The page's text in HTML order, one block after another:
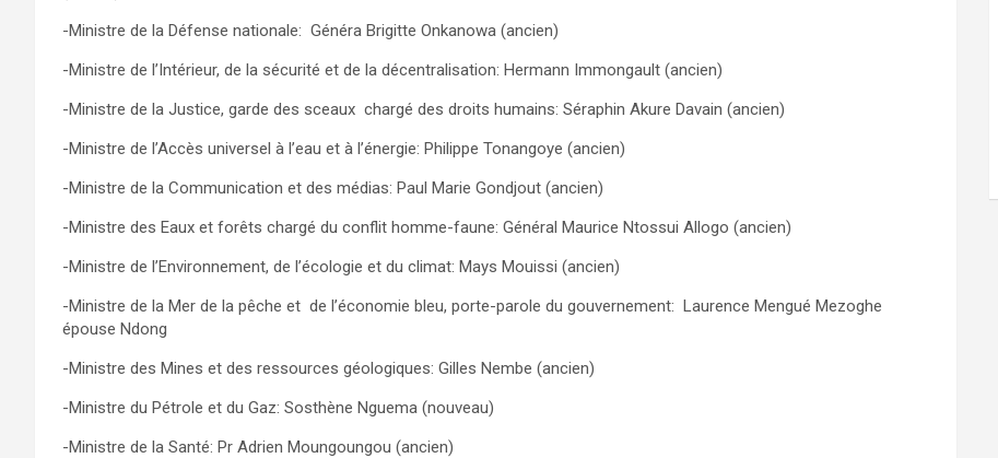
-Ministre de la Défense nationale: Généra Brigitte Onkanowa (ancien)
-Ministre de l’Intérieur, de la sécurité et de la décentralisation: Hermann Immongault (ancien)
-Ministre de la Justice, garde des sceaux chargé des droits humains: Séraphin Akure Davain (ancien)
-Ministre de l’Accès universel à l’eau et à l’énergie: Philippe Tonangoye (ancien)
-Ministre de la Communication et des médias: Paul Marie Gondjout (ancien)
-Ministre des Eaux et forêts chargé du conflit homme-faune: Général Maurice Ntossui Allogo (ancien)
-Ministre de l’Environnement, de l’écologie et du climat: Mays Mouissi (ancien)
-Ministre de la Mer de la pêche et de l’économie bleu, porte-parole du gouvernement: Laurence Mengué Mezoghe
épouse Ndong
-Ministre des Mines et des ressources géologiques: Gilles Nembe (ancien)
-Ministre du Pétrole et du Gaz: Sosthène Nguema (nouveau)
-Ministre de la Santé: Pr Adrien Moungoungou (ancien)